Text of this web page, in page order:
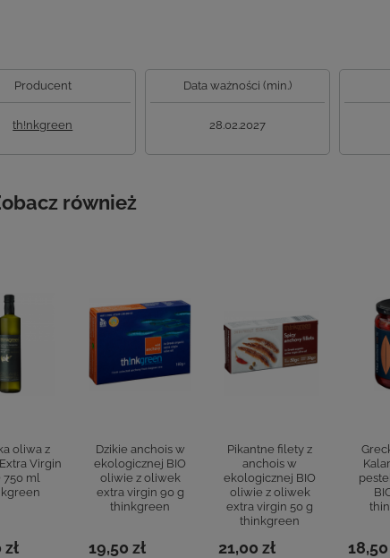
Producent
th!nkgreen
Data ważności (min.)
28.02.2027
również
oliwa z
Virgin
750 ml
Dzikie anchois w
ekologicznej BIO
oliwie z oliwek
extra virgin 90 g
thinkgreen
19,50 zł
Pikantne filety z
anchois w
ekologicznej BIO
oliwie z oliwek
extra virgin 50 g
thinkgreen
21,00 zł
18,50